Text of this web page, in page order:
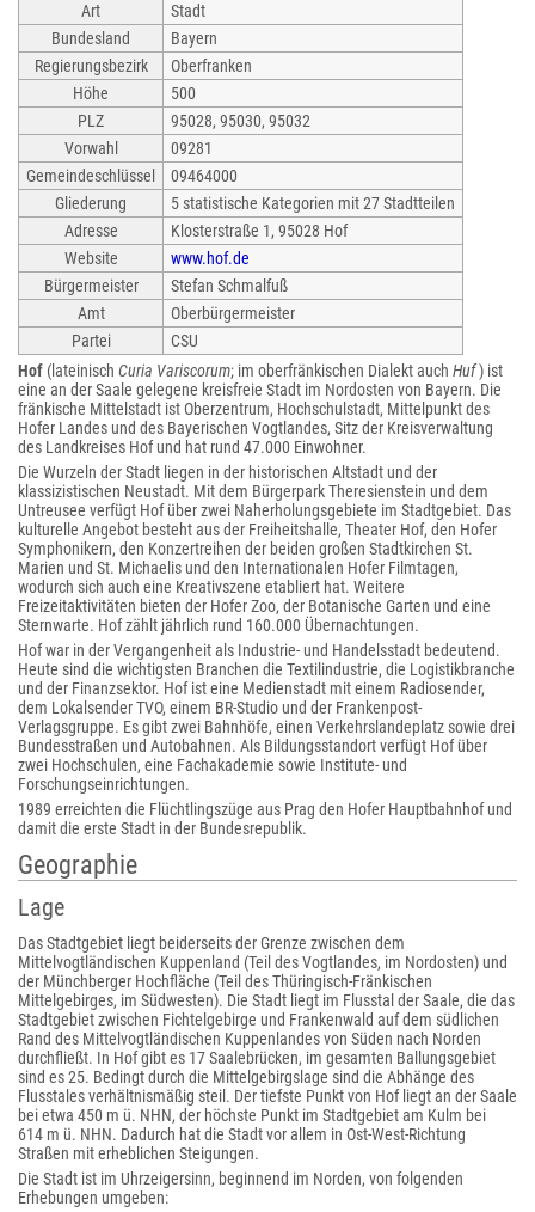
Art
Stadt
Bundesland
Bayern
Regierungsbezirk
Oberfranken
Höhe
500
PLZ
95028, 95030, 95032
Vorwahl
09281
Gemeindeschlüssel
09464000
Gliederung
5 statistische Kategorien mit 27 Stadtteilen
Adresse
Klosterstraße 1, 95028 Hof
Website
www.hof.de
Bürgermeister
Stefan Schmalfuß
Amt
Oberbürgermeister
Partei
CSU
Hof (lateinisch Curia Variscorum; im oberfränkischen Dialekt auch Huf) ist
eine an der Saale gelegene kreisfreie Stadt im Nordosten von Bayern. Die
fränkische Mittelstadt ist Oberzentrum, Hochschulstadt, Mittelpunkt des
Hofer Landes und des Bayerischen Vogtlandes, Sitz der Kreisverwaltung
des Landkreises Hof und hat rund 47.000 Einwohner.
Die Wurzeln der Stadt liegen in der historischen Altstadt und der
klassizistischen Neustadt. Mit dem Bürgerpark Theresienstein und dem
Untreusee verfügt Hof über zwei Naherholungsgebiete im Stadtgebiet. Das
kulturelle Angebot besteht aus der Freiheitshalle, Theater Hof, den Hofer
Symphonikern, den Konzertreihen der beiden großen Stadtkirchen St.
Marien und St. Michaelis und den Internationalen Hofer Filmtagen,
wodurch sich auch eine Kreativszene etabliert hat. Weitere
Freizeitaktivitäten bieten der Hofer Zoo, der Botanische Garten und eine
Sternwarte. Hof zählt jährlich rund 160.000 Übernachtungen.
Hof war in der Vergangenheit als Industrie- und Handelsstadt bedeutend.
Heute sind die wichtigsten Branchen die Textilindustrie, die Logistikbranche
und der Finanzsektor. Hof ist eine Medienstadt mit einem Radiosender,
dem Lokalsender TVO, einem BR-Studio und der Frankenpost-
Verlagsgruppe. Es gibt zwei Bahnhöfe, einen Verkehrslandeplatz sowie drei
Bundesstraßen und Autobahnen. Als Bildungsstandort verfügt Hof über
zwei Hochschulen, eine Fachakademie sowie Institute- und
Forschungseinrichtungen.
1989 erreichten die Flüchtlingszüge aus Prag den Hofer Hauptbahnhof und
damit die erste Stadt in der Bundesrepublik.
Geographie
Lage
Das Stadtgebiet liegt beiderseits der Grenze zwischen dem
Mittelvogtländischen Kuppenland (Teil des Vogtlandes, im Nordosten) und
der Münchberger Hochfläche (Teil des Thüringisch-Fränkischen
Mittelgebirges, im Südwesten). Die Stadt liegt im Flusstal der Saale, die das
Stadtgebiet zwischen Fichtelgebirge und Frankenwald auf dem südlichen
Rand des Mittelvogtländischen Kuppenlandes von Süden nach Norden
durchfließt. In Hof gibt es 17 Saalebrücken, im gesamten Ballungsgebiet
sind es 25. Bedingt durch die Mittelgebirgslage sind die Abhänge des
Flusstales verhältnismäßig steil. Der tiefste Punkt von Hof liegt an der Saale
bei etwa 450 m ü. NHN, der höchste Punkt im Stadtgebiet am Kulm bei
614 m ü. NHN. Dadurch hat die Stadt vor allem in Ost-West-Richtung
Straßen mit erheblichen Steigungen.
Die Stadt ist im Uhrzeigersinn, beginnend im Norden, von folgenden
Erhebungen umgeben: